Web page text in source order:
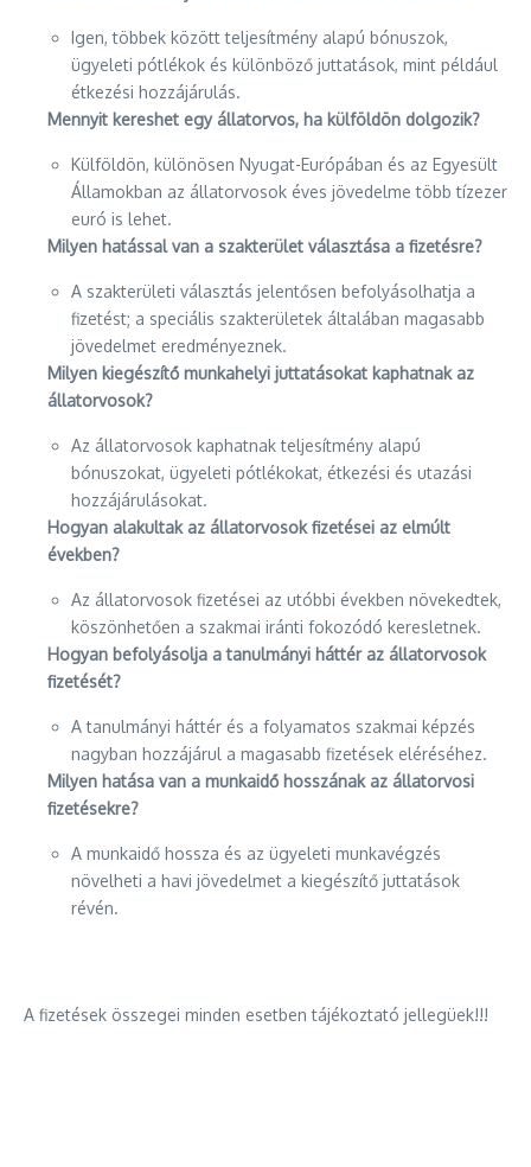
Igen, többek között teljesítmény alapú bónuszok,
ügyeleti pótlékok és különböző juttatások, mint például
étkezési hozzájárulás.
Mennyit kereshet egy állatorvos, ha külföldön dolgozik?
Külföldön, különösen Nyugat-Európában és az Egyesült
Államokban az állatorvosok éves jövedelme több tízezer
euró is lehet.
Milyen hatással van a szakterület választása a fizetésre?
A szakterületi választás jelentősen befolyásolhatja a
fizetést; a speciális szakterületek általában magasabb
jövedelmet eredményeznek.
Milyen kiegészítő munkahelyi juttatásokat kaphatnak az
állatorvosok?
Az állatorvosok kaphatnak teljesítmény alapú
bónuszokat, ügyeleti pótlékokat, étkezési és utazási
hozzájárulásokat.
Hogyan alakultak az állatorvosok fizetései az elmúlt
években?
Az állatorvosok fizetései az utóbbi években növekedtek,
köszönhetően a szakmai iránti fokozódó keresletnek.
Hogyan befolyásolja a tanulmányi háttér az állatorvosok
fizetését?
A tanulmányi háttér és a folyamatos szakmai képzés
nagyban hozzájárul a magasabb fizetések eléréséhez.
Milyen hatása van a munkaidő hosszának az állatorvosi
fizetésekre?
A munkaidő hossza és az ügyeleti munkavégzés
növelheti a havi jövedelmet a kiegészítő juttatások
révén.
A fizetések összegei minden esetben tájékoztató jellegüek!!!